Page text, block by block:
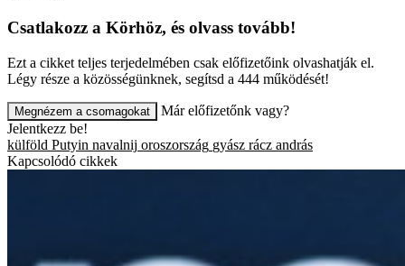
Csatlakozz a Körhöz, és olvass tovább!
Ezt a cikket teljes terjedelmében csak előfizetőink olvashatják el.
Légy része a közösségünknek, segítsd a 444 működését!
Megnézem a csomagokat
Már előfizetőnk vagy?
Jelentkezz be!
külföld Putyin navalnij oroszország gyász rácz andrás
Kapcsolódó cikkek